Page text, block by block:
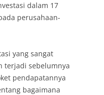
dalam 17
perusahaan-
yang sangat
terjadi sebelumnya
pendapatannya
bagaimana